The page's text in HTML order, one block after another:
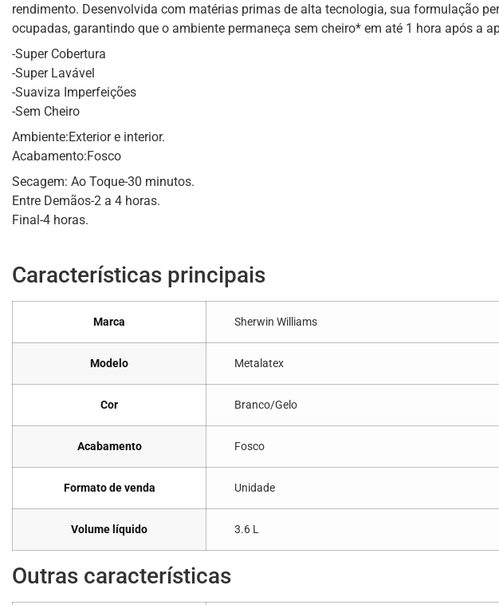
rendimento. Desenvolvida com matérias primas de alta tecnologia, sua formulação
ocupadas, garantindo que o ambiente permaneça sem cheiro* em até 1 hora após a
-Super Cobertura
-Super Lavável
-Suaviza Imperfeições
-Sem Cheiro
Ambiente:Exterior e interior.
Acabamento:Fosco
Secagem: Ao Toque-30 minutos.
Entre Demãos-2 a 4 horas.
Final-4 horas.
Características principais
Marca Sherwin Williams
Modelo Metalatex
Cor Branco/Gelo
Acabamento Fosco
Formato de venda Unidade
Volume líquido 3.6 L
Outras características